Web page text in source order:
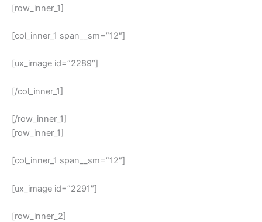
[row_inner_1]
[col_inner_1 span__sm=”12″]
[ux_image id=”2289″]
[/col_inner_1]
[/row_inner_1]
[row_inner_1]
[col_inner_1 span__sm=”12″]
[ux_image id=”2291″]
[row_inner_2]